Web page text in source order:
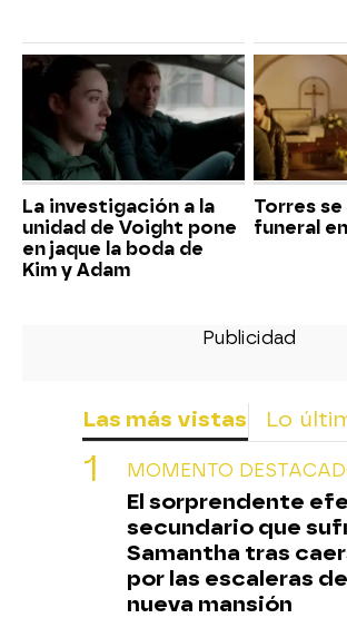
La investigación a la
unidad de Voight pone
en jaque la boda de
Kim y Adam
Torres se
funeral
Las más vistas Lo
MOMENTO
El sorprendente
secundario que
Samantha tras
por las escaleras
nueva mansión